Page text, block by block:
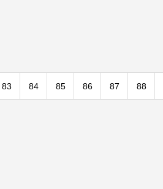
83 84 85 86 87 88